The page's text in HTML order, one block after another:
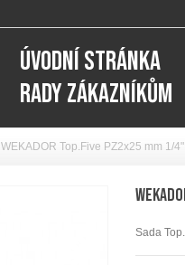
ÚVODNÍ STRÁNKA
RADY ZÁKAZNÍKŮM
WEKADOR Top.Five PZ2x25 mm 1/
Sada